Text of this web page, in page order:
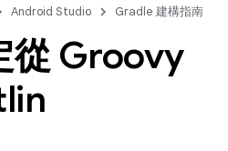
Android Studio Gradle 建構指南
從 Groovy